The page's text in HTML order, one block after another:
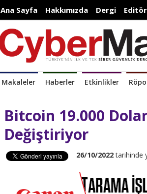
Ana Sayfa Hakkımızda Dergi
Makaleler Haberler Etkinlikler
Bitcoin 19.000
Değiştiriyor
26/10/2022tarihinde